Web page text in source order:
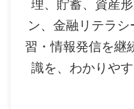
理、貯蓄、資産
ン、金融リテラ
習・情報発信を継
識を、わかりや